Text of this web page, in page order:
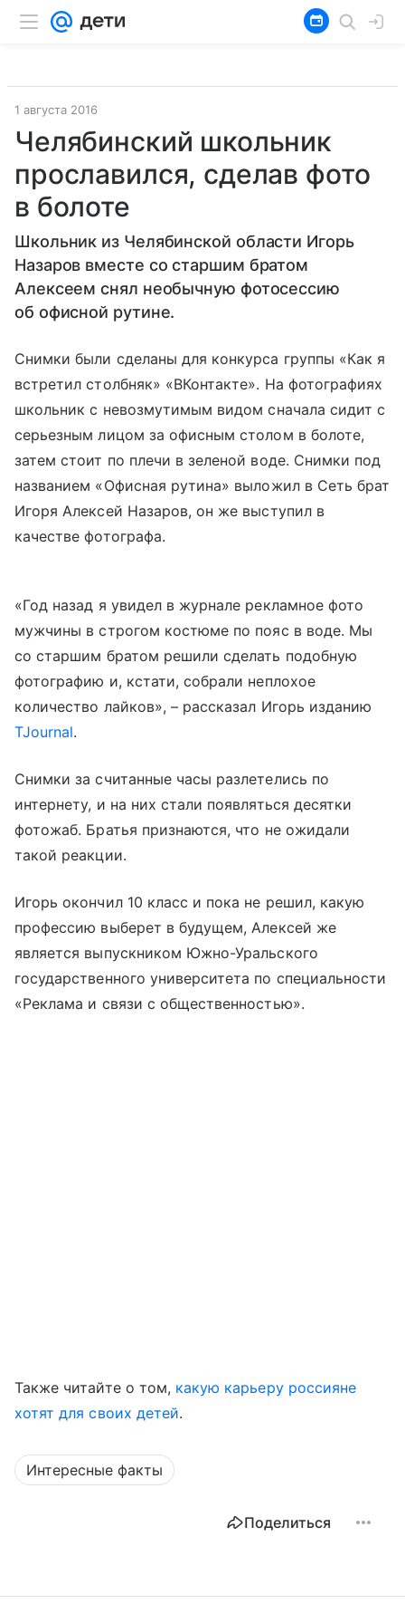
1 августа 2016
Челябинский школьник
прославился, сделав фото
в болоте
Школьник из Челябинской области Игорь
Назаров вместе со старшим братом
Алексеем снял необычную фотосессию
об офисной рутине.
Снимки были сделаны для конкурса группы «Как я
встретил столбняк» «ВКонтакте». На фотографиях
школьникс невозмутимым видом сначала сидит с
серьезным лицом за офисным столом в болоте,
затем стоит по плечи в зеленой воде. Снимки под
названием «Офисная рутина» выложил в Сеть брат
Игоря Алексей Назаров, он же выступил в
качестве фотографа.
«Год назад я увидел в журнале рекламное фото
мужчины в строгом костюме по пояс в воде. Мы
со старшим братом решили сделать подобную
фотографию и, кстати, собрали неплохое
количество лайков», – рассказал Игорь изданию
TJournal.
Снимки за считанные часы разлетелись по
интернету, и на них стали появляться десятки
фотожаб. Братья признаются, что не ожидали
такой реакции.
Игорь окончил 10 класс и пока не решил, какую
профессию выберет в будущем, Алексей же
является выпускником Южно-Уральского
государственного университета по специальности
«Реклама и связи с общественностью».
Также читайте о том, какую карьеру россияне
хотят для своих детей.
Интересные факты
Поделиться